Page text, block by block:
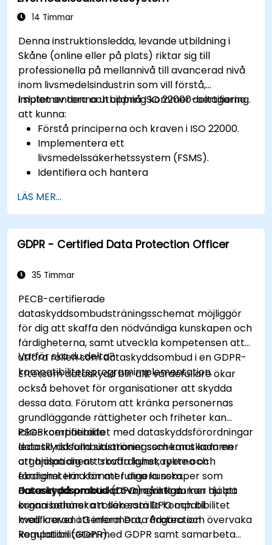
14 Timmar
Denna instruktionsledda, levande utbildning i
Skåne (online eller på plats) riktar sig till
professionella på mellannivå till avancerad nivå
inom livsmedelsindustrin som vill förstå,
implementera och uppnå ISO 22000-certifiering.
I slutet av denna utbildning kommer deltagarna
att kunna:
Förstå principerna och kraven i ISO 22000.
Implementera ett
livsmedelssäkerhetssystem (FSMS).
Identifiera och hantera
HACCP-principer.
Förbereda sig för ISO 22000-
certifieringsrevisioner.
Säkerställa överensstämmelse med
livsmedelssäkerhetsregleringar.
LÄS MER...
GDPR - Certified Data Protection Officer
35 Timmar
PECB-certifierade
dataskyddsombudsträningsschemat möjliggör
för dig att skaffa den nödvändiga kunskapen och
färdigheterna, samt utveckla kompetensen att
utföra rollen som dataskyddsombud i en GDPR-
kompatibilitetsprogramimplementation.
Varför ska du delta?
Eftersom dataskydd blir allt värdefullare ökar
också behovet för organisationer att skydda
dessa data. Förutom att kränka personernas
grundläggande rättigheter och friheter kan
icke-kompatibilitet med dataskyddsförordningar
leda till riskfulla situationer som kan skada en
organisationens trovärdighet, rykte och
ekonomi. Här kommer dina kunskaper som
dataskyddsombud att vara viktiga.
PECB-certifierade
dataskyddsombudsträningsschemat kommer
att hjälpa dig att skaffa kunskaperna och
färdigheterna för att fungera som
Dataskyddsombud (DPO) så att du kan hjälpa
organisationer att säkerställa kompatibilitet
med kraven i General Data Protection
Regulation (GDPR).
Baserat på praktiska övningar kommer du att
kunna behärska rollen som DPO och bli
kvalificerad att informera, rådgöra och övervaka
kompatibiliteten med GDPR samt samarbeta